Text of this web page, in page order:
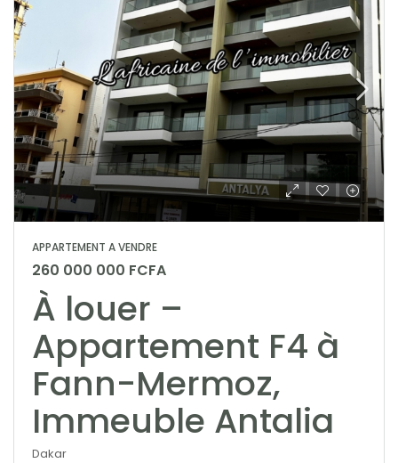
APPARTEMENT A VENDRE
260 000 000 FCFA
À louer –
Appartement F4 à
Fann-Mermoz,
Immeuble Antalia
Dakar